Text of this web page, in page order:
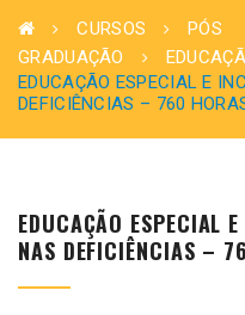
CURSOS
PÓS
GRADUAÇÃO
EDUCAÇÃO ESPECIAL E
DEFICIÊNCIAS – 760
EDUCAÇÃO ESPECIAL
NAS DEFICIÊNCIAS –